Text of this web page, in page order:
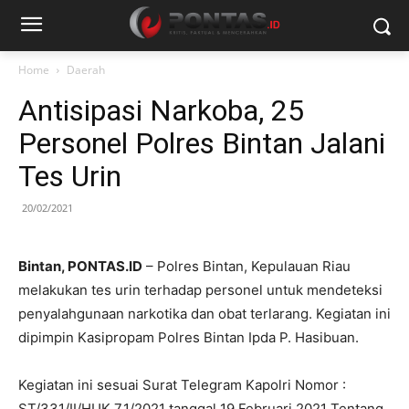
Home Daerah
Antisipasi Narkoba, 25
Personel Polres Bintan Jalani
Tes Urin
20/02/2021
Bintan, PONTAS.ID – Polres Bintan, Kepulauan Riau
melakukan tes urin terhadap personel untuk mendeteksi
penyalahgunaan narkotika dan obat terlarang. Kegiatan ini
dipimpin Kasipropam Polres Bintan Ipda P. Hasibuan.
Kegiatan ini sesuai Surat Telegram Kapolri Nomor :